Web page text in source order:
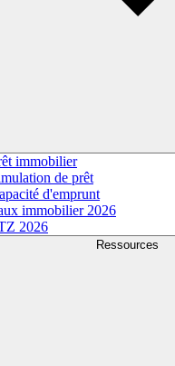
immobilier
de prêt
d'emprunt
immobilier 2026
2026
Ressources